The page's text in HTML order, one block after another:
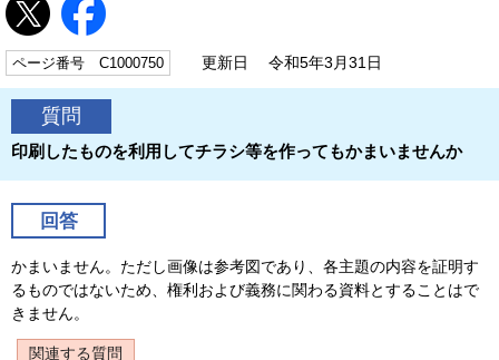
ページ番号 C1000750 更新日 令和5年3月31日
質問
印刷したものを利用してチラシ等を作ってもかまいませんか
回答
かまいません。ただし画像は参考図であり、各主題の内容を証明す
るものではないため、権利および義務に関わる資料とすることはで
きません。
関連する質問